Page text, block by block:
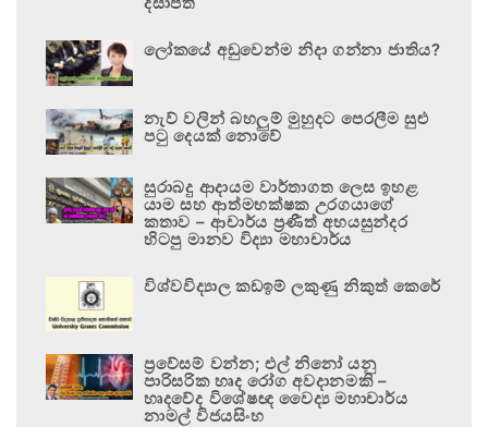
ලෝකයේ අඩුවෙන්ම නිදා ගන්නා ජාතිය?
නැව් වලින් බහලුම් මුහුදට පෙරලීම සුළු
පටු දෙයක් නොවේ
සුරාබදු ආදායම වාර්තාගත ලෙස ඉහළ
යාම සහ ආත්මභක්ෂක උරගයාගේ
කතාව – ආචාර්ය ප්‍රණීත් අභයසුන්දර
හිටපු මානව විද්‍යා මහාචාර්ය
විශ්වවිද්‍යාල කඩඉම් ලකුණු නිකුත් කෙරේ
ප්‍රවේසම් වන්න; එල් නිනෝ යනු
පාරිසරික හෘද රෝග අවදානමකි –
හෘදවේද විශේෂඥ වෛද්‍ය මහාචාර්ය
නාමල් විජයසිංහ